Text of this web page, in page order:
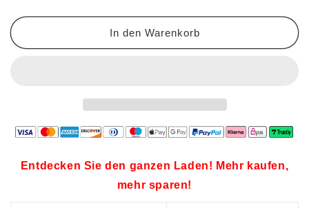
Damen Damen
In den Warenkorb
Entdecken Sie den ganzen Laden! Mehr kaufen,
mehr sparen!